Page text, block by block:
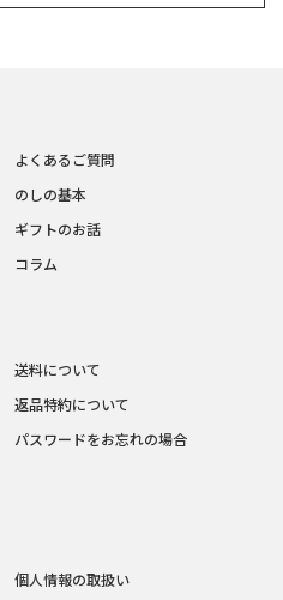
よくあるご質問
のしの基本
ギフトのお話
コラム
送料について
返品特約について
パスワードをお忘れの場合
個人情報の取扱い